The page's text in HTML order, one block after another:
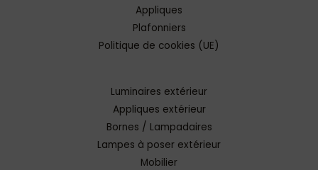
Appliques
Plafonniers
Politique de cookies (UE)
Luminaires extérieur
Appliques extérieur
Bornes / Lampadaires
Lampes à poser extérieur
Mobilier